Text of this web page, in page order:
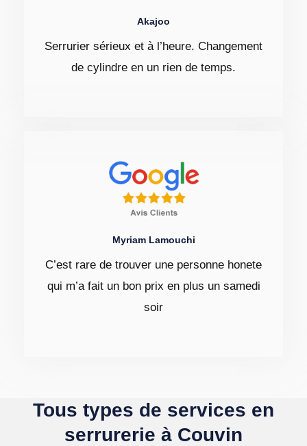
Akajoo
Serrurier sérieux et à l’heure. Changement
de cylindre en un rien de temps.
Myriam Lamouchi
C’est rare de trouver une personne honete
qui m’a fait un bon prix en plus un samedi
soir
Tous types de services en
serrurerie à Couvin